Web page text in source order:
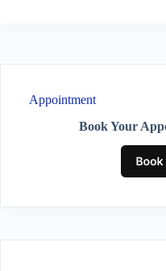
Appointment
Book Your